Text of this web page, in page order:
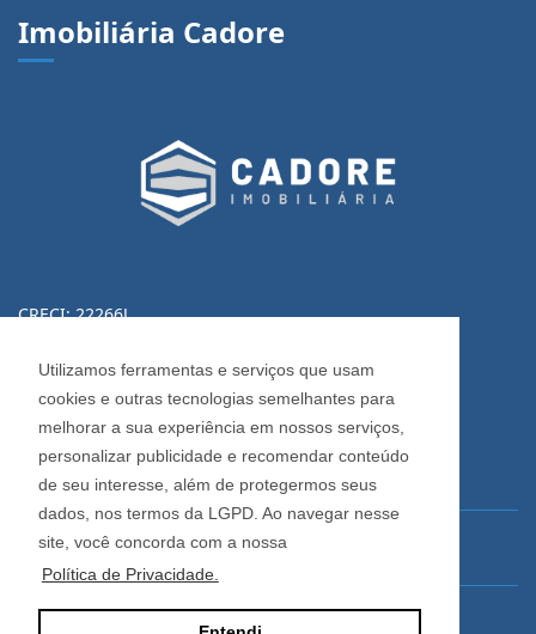
Utilizamos ferramentas e serviços que usam
cookies e outras tecnologias semelhantes para
melhorar a sua experiência em nossos serviços,
personalizar publicidade e recomendar conteúdo
de seu interesse, além de protegermos seus
dados, nos termos da LGPD. Ao navegar nesse
site, você concorda com a nossa
Política de Privacidade.
Imobiliária Cadore
CRECI: 22266J
Informações de Contato
(54) 3223-0370
(54) 3028-0380
(54) 3028-0390
vendas@imobiliariacadore.com.br
Imobiliária Cadore